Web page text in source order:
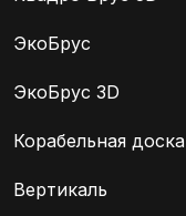
ЭкоБрус
ЭкоБрус 3D
Корабельная доска
Вертикаль